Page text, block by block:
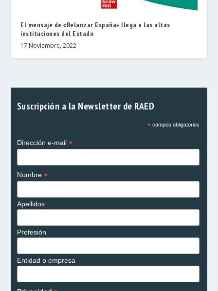
El mensaje de «Relanzar España» llega a las altas
instituciones del Estado
17 Noviembre, 2022
Suscripción a la Newsletter de RAED
*campos obligatorios
Dirección e-mail *
Nombre *
Apellidos
Profesión
Entidad o empresa